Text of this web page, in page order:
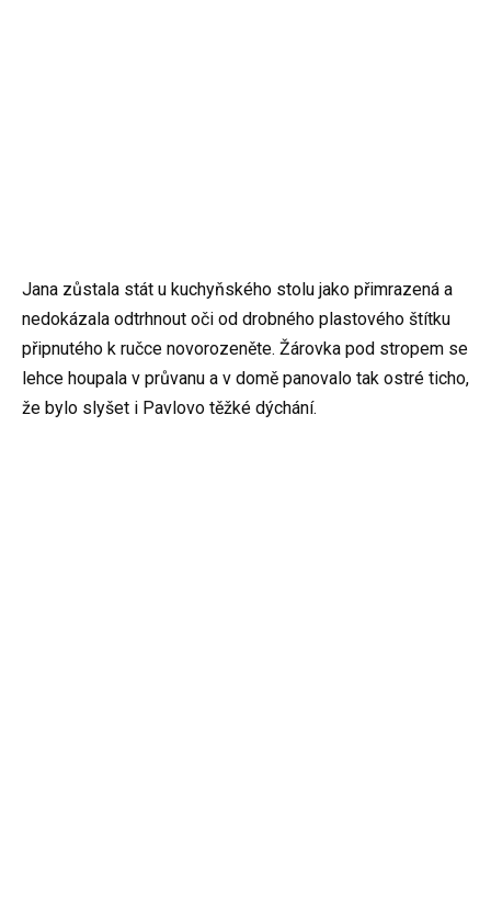
Jana zůstala stát u kuchyňského stolu jako přimrazená a
nedokázala odtrhnout oči od drobného plastového štítku
připnutého k ručce novorozeněte. Žárovka pod stropem se
lehce houpala v průvanu a v domě panovalo tak ostré ticho,
že bylo slyšet i Pavlovo těžké dýchání.